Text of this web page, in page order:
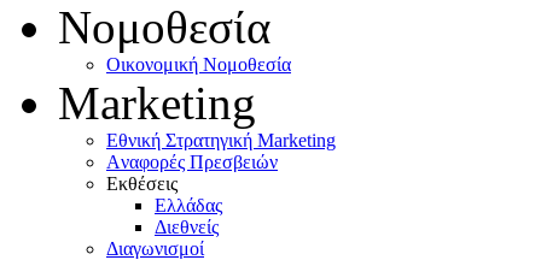
Νομοθεσία
Οικονομική Νομοθεσία
Marketing
Eθνική Στρατηγική Marketing
Aναφορές Πρεσβειών
Eκθέσεις
Eλλάδας
Διεθνείς
Διαγωνισμοί